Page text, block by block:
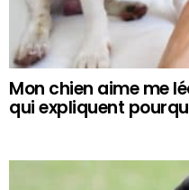
Mon chien aime me
qui expliquent